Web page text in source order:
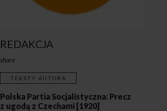
REDAKCJA
share
TEKSTY AUTORA
Polska Partia Socjalistyczna: Precz
z ugodą z Czechami [1920]